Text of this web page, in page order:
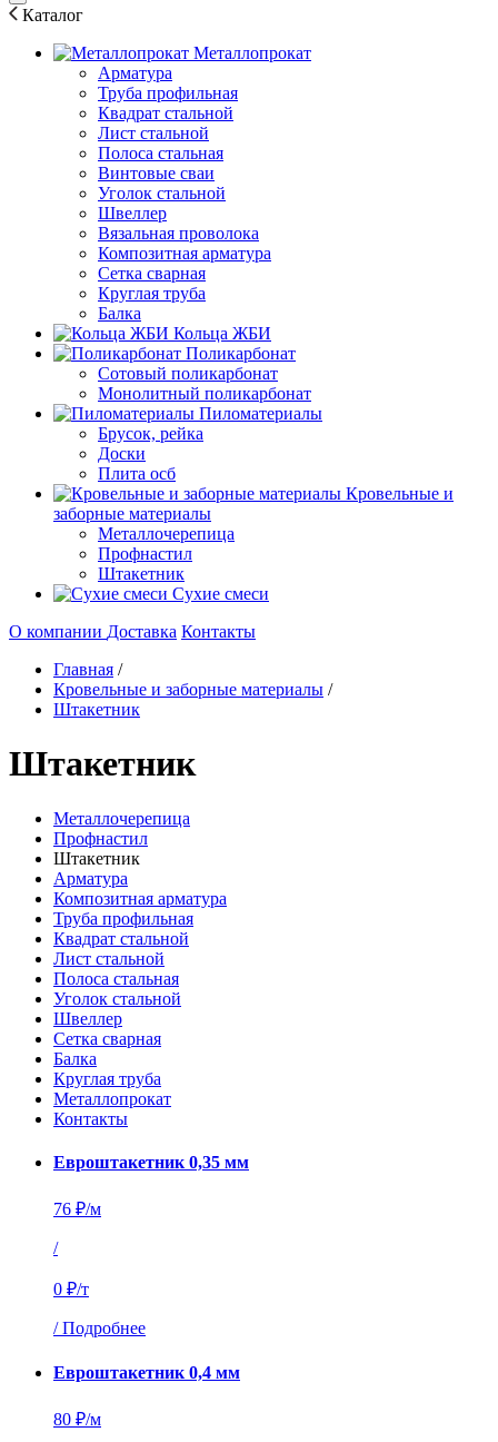
Каталог
Металлопрокат
Арматура
Труба профильная
Квадрат стальной
Лист стальной
Полоса стальная
Винтовые сваи
Уголок стальной
Швеллер
Вязальная проволока
Композитная арматура
Сетка сварная
Круглая труба
Балка
Кольца ЖБИ
Поликарбонат
Сотовый поликарбонат
Монолитный поликарбонат
Пиломатериалы
Брусок, рейка
Доски
Плита осб
Кровельные и
заборные материалы
Металлочерепица
Профнастил
Штакетник
Сухие смеси
О компании Доставка Контакты
Главная /
Кровельные и заборные материалы /
Штакетник
Штакетник
Металлочерепица
Профнастил
Штакетник
Арматура
Композитная арматура
Труба профильная
Квадрат стальной
Лист стальной
Полоса стальная
Уголок стальной
Швеллер
Сетка сварная
Балка
Круглая труба
Металлопрокат
Контакты
Евроштакетник 0,35 мм
76 ₽/м
/
0 ₽/т
/ Подробнее
Евроштакетник 0,4 мм
80 ₽/м